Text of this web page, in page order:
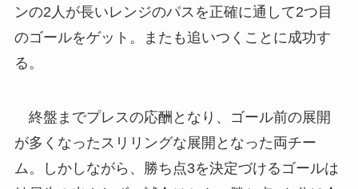
ンの2人が長いレンジのパスを正確に通して2つ目
のゴールをゲット。またも追いつくことに成功す
る。
終盤までプレスの応酬となり、ゴール前の展開
が多くなったスリリングな展開となった両チー
ム。しかしながら、勝ち点3を決定づけるゴールは